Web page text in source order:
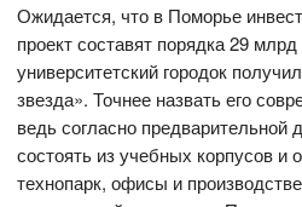
Ожидается, что в Поморье
проект составят порядка 29
университетский городок
звезда». Точнее назвать его
ведь согласно предварительной
состоять из учебных корпусов и
технопарк, офисы и